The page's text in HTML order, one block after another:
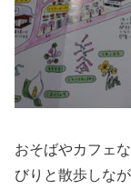
おそばやカフェ
びりと散歩しな